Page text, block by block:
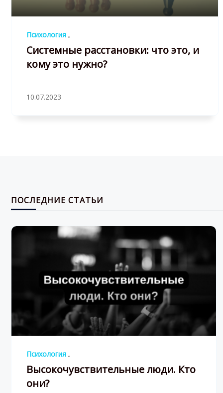
Психология
Системные расстановки: что это, и
кому это нужно?
10.07.2023
ПОСЛЕДНИЕ СТАТЬИ
Психология
Высокочувствительные люди. Кто
они?